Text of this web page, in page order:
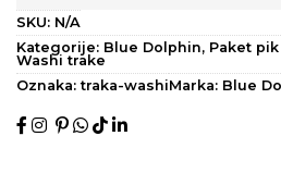
SKU: N/A
Kategorije: Blue Dolphin, Paket
Washi trake
Oznaka:traka-washiMarka: Blue